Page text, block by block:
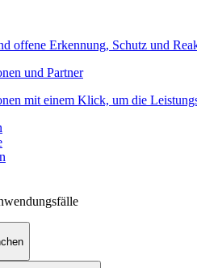
offene Erkennung, Schutz und
und Partner
mit einem Klick, um die